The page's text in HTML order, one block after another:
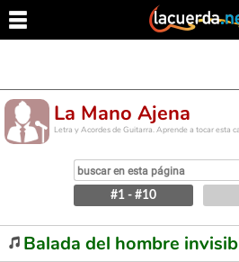
La Mano Ajena
Letra y Acordes de Guitarra. Aprende a tocar esta
#1 - #10
Balada del hombre